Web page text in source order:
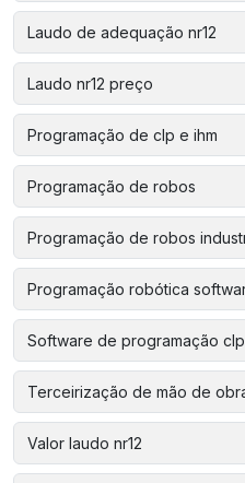
Laudo de adequação nr12
Laudo nr12 preço
Programação de clp e ihm
Programação de robos
Programação de robos
Programação robótica
Software de programação clp
Terceirização de mão de
Valor laudo nr12